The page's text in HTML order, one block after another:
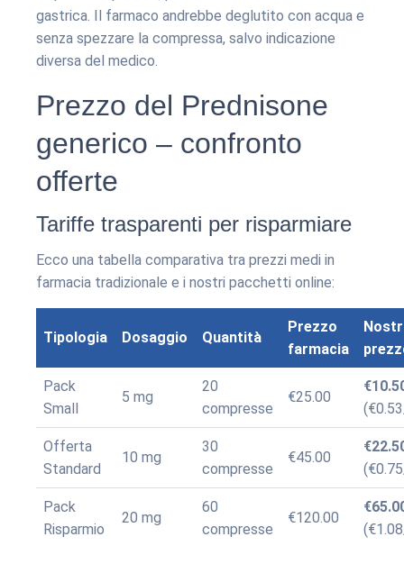
gastrica. Il farmaco andrebbe deglutito con acqua e
senza spezzare la compressa, salvo indicazione
diversa del medico.
Prezzo del Prednisone
generico – confronto
offerte
Tariffe trasparenti per risparmiare
Ecco una tabella comparativa tra prezzi medi in
farmacia tradizionale e i nostri pacchetti online:
Tipologia Dosaggio Quantità
Prezzo
farmacia
Pack
Small
5 mg
20
compresse
€25.00
Offerta
Standard
10 mg
30
compresse
€45.00
Pack
Risparmio
20 mg
60
compresse
€120.00